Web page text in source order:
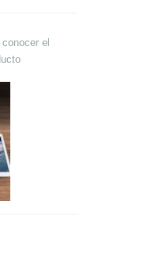
el